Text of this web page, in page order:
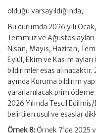
olduğu varsayıldığında;
Bu durumda 2026 yılı
Temmuz ve Ağustos ayları
Nisan, Mayıs, Haziran,
Eylül, Ekim ve Kasım ayları
bildirimler esas alınacaktır.
ayında Kuruma bildirim
yararlanılacak prim ödeme
2026 Yılında Tescil
belirtilen usul ve esaslar
Örnek 8:Örnek 7’de 2025